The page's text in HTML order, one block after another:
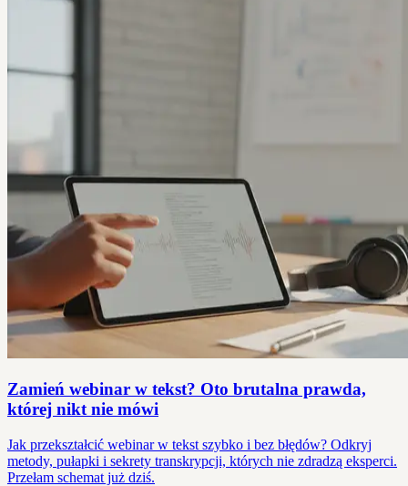
Zamień webinar w tekst? Oto brutalna prawda,
której nikt nie mówi
Jak przekształcić webinar w tekst szybko i bez błędów? Odkryj
metody, pułapki i sekrety transkrypcji, których nie zdradzą eksperci.
Przełam schemat już dziś.